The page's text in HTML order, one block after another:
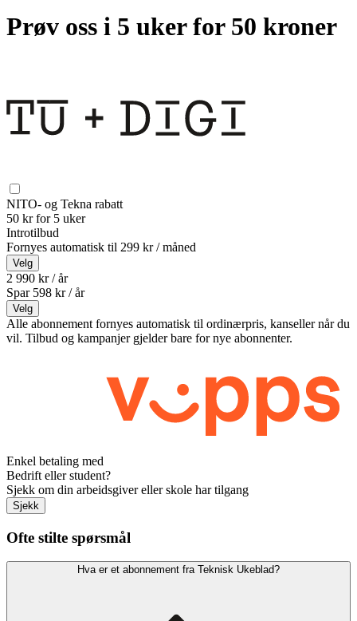
Prøv oss i 5 uker for 50 kroner
NITO- og Tekna rabatt
50 kr for 5 uker
Introtilbud
Fornyes automatisk til 299 kr / måned
Velg
2 990 kr / år
Spar 598 kr /år
Velg
Alle abonnement fornyes automatisk til ordinærpris, kanseller når du
vil. Tilbud og kampanjer gjelder bare for nye abonnenter.
Enkel betaling med
Bedrift eller student?
Sjekk om din arbeidsgiver eller skole har tilgang
Sjekk
Ofte stilte spørsmål
Hva er et abonnement fra Teknisk Ukeblad?